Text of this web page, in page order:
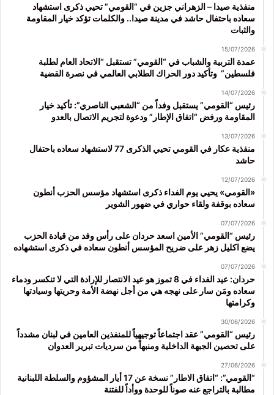
منفذية صيدا – الزهراني جزين في “القومي” تحيي ذكرى استشهاد
سعاده باحتفال حاشد في مدينة صيدا.. والكلمات تؤكد خيار المقاومة
والثبات
15/07/2026
عمدة التربية والشباب في “القومي” تستقبل “الاتحاد العام لطلبة
فلسطين” وتأكيد دور الحراك الطلابي العالمي في نصرة القضية
14/07/2026
رئيس “القومي” يستقبل وفداً من “الشعبي الناصري”: تأكيد خيار
المقاومة ورفض “اتفاق الإطار” ودعوة لتجريم الاتصال بالعدو
13/07/2026
منفذية عكار في القومي تحيي الذكرى 77 لاستشهاد سعاده باحتفال
حاشد
12/07/2026
«القومي» يحيي يوم الفداء ذكرى استشهاد مؤسس الحزب أنطون
سعاده بوقفة ولقاء حواري في ضهور الشوير
07/07/2026
رئيس “القومي” الأمين اسعد حردان على رأس وفد من قيادة الحزب
يضع اكليل زهر على ضريح المؤسس أنطون سعاده في ذكرى استشهاده
07/07/2026
حردان: عيد الفداء في 8 تموز هو عيد الانتصار للإرادة التي لا تنكسر ودماء
سعاده ومَن سار على نهجه هي من أجل نهضة الأمة وحريتها وسيادتها
وكرامتها
30/06/2026
رئيس “القومي” عقد اجتماعاً توجيهياً للمنفذين العامين في لبنان مشدداً
على تحصين الجبهة الداخلية ومنبهاً من سرديات تبرير العدوان
27/06/2026
“القومي”: “اتفاق الاطار” نسخة عن 17 أيار المشؤوم والسلطة اللبنانية
مطالبة بالتراجع عنه صوناً للوحدة ووأداً للفتنة